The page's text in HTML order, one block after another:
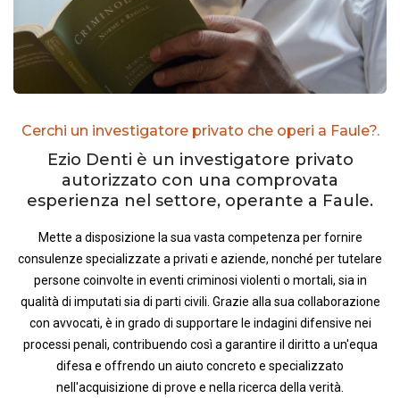
Cerchi un investigatore privato che operi a Faule?.
Ezio Denti è un investigatore privato
autorizzato con una comprovata
esperienza nel settore, operante a Faule.
Mette a disposizione la sua vasta competenza per fornire
consulenze specializzate a privati e aziende, nonché per tutelare
persone coinvolte in eventi criminosi violenti o mortali, sia in
qualità di imputati sia di parti civili. Grazie alla sua collaborazione
con avvocati, è in grado di supportare le indagini difensive nei
processi penali, contribuendo così a garantire il diritto a un'equa
difesa e offrendo un aiuto concreto e specializzato
nell'acquisizione di prove e nella ricerca della verità.